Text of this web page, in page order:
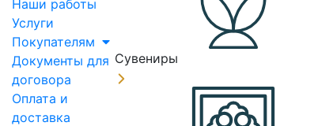
Наши работы
Услуги
Покупателям
Документы для
договора
Оплата и
доставка
Сувениры